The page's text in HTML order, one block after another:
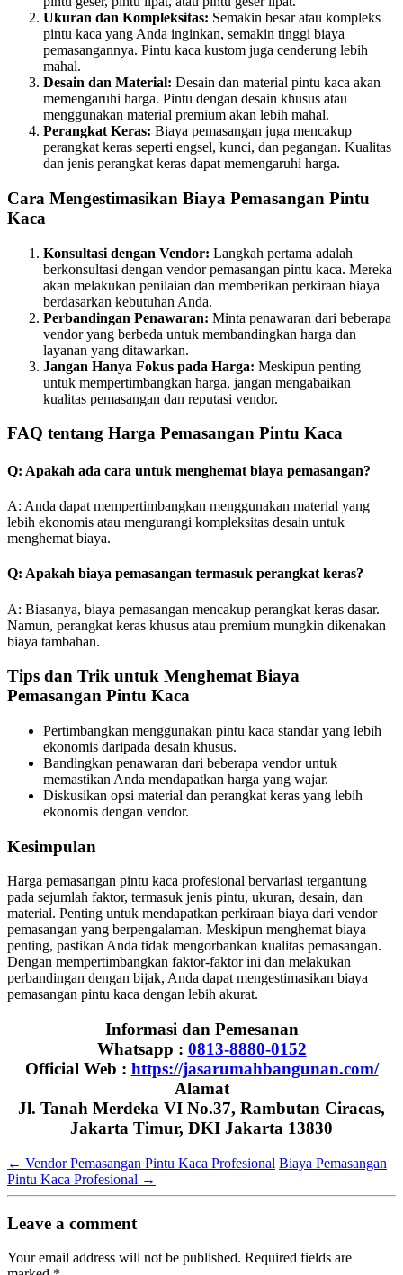
Ukuran dan Kompleksitas: Semakin besar atau kompleks
pintu kaca yang Anda inginkan, semakin tinggi biaya
pemasangannya. Pintu kaca kustom juga cenderung lebih
mahal.
Desain dan Material: Desain dan material pintu kaca akan
memengaruhi harga. Pintu dengan desain khusus atau
menggunakan material premium akan lebih mahal.
Perangkat Keras: Biaya pemasangan juga mencakup
perangkat keras seperti engsel, kunci, dan pegangan. Kualitas
dan jenis perangkat keras dapat memengaruhi harga.
Cara Mengestimasikan Biaya Pemasangan Pintu
Kaca
Konsultasi dengan Vendor: Langkah pertama adalah
berkonsultasi dengan vendor pemasangan pintu kaca. Mereka
akan melakukan penilaian dan memberikan perkiraan biaya
berdasarkan kebutuhan Anda.
Perbandingan Penawaran: Minta penawaran dari beberapa
vendor yang berbeda untuk membandingkan harga dan
layanan yang ditawarkan.
Jangan Hanya Fokus pada Harga: Meskipun penting
untuk mempertimbangkan harga, jangan mengabaikan
kualitas pemasangan dan reputasi vendor.
FAQ tentang Harga Pemasangan Pintu Kaca
Q: Apakah ada cara untuk menghemat biaya pemasangan?
A: Anda dapat mempertimbangkan menggunakan material yang
lebih ekonomis atau mengurangi kompleksitas desain untuk
menghemat biaya.
Q: Apakah biaya pemasangan termasuk perangkat keras?
A: Biasanya, biaya pemasangan mencakup perangkat keras dasar.
Namun, perangkat keras khusus atau premium mungkin dikenakan
biaya tambahan.
Tips dan Trik untuk Menghemat Biaya
Pemasangan Pintu Kaca
Pertimbangkan menggunakan pintu kaca standar yang lebih
ekonomis daripada desain khusus.
Bandingkan penawaran dari beberapa vendor untuk
memastikan Anda mendapatkan harga yang wajar.
Diskusikan opsi material dan perangkat keras yang lebih
ekonomis dengan vendor.
Kesimpulan
Harga pemasangan pintu kaca profesional bervariasi tergantung
pada sejumlah faktor, termasuk jenis pintu, ukuran, desain, dan
material. Penting untuk mendapatkan perkiraan biaya dari vendor
pemasangan yang berpengalaman. Meskipun menghemat biaya
penting, pastikan Anda tidak mengorbankan kualitas pemasangan.
Dengan mempertimbangkan faktor-faktor ini dan melakukan
perbandingan dengan bijak, Anda dapat mengestimasikan biaya
pemasangan pintu kaca dengan lebih akurat.
Informasi dan Pemesanan
Whatsapp : 0813-8880-0152
Official Web : https://jasarumahbangunan.com/
Alamat
Jl. Tanah Merdeka VI No.37, Rambutan Ciracas,
Jakarta Timur, DKI Jakarta 13830
← Vendor Pemasangan Pintu Kaca Profesional Biaya Pemasangan
Pintu Kaca Profesional →
Leave a comment
Your email address will not be published. Required fields are